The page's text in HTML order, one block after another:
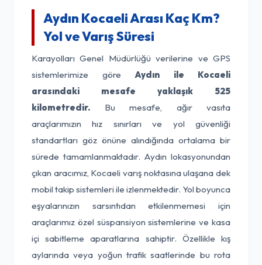
Aydın Kocaeli Arası Kaç Km?
Yol ve Varış Süresi
Karayolları Genel Müdürlüğü verilerine ve GPS
sistemlerimize göre Aydın ile Kocaeli
arasındaki mesafe yaklaşık 525
kilometredir. Bu mesafe, ağır vasıta
araçlarımızın hız sınırları ve yol güvenliği
standartları göz önüne alındığında ortalama bir
sürede tamamlanmaktadır. Aydın lokasyonundan
çıkan aracımız, Kocaeli varış noktasına ulaşana dek
mobil takip sistemleri ile izlenmektedir. Yol boyunca
eşyalarınızın sarsıntıdan etkilenmemesi için
araçlarımız özel süspansiyon sistemlerine ve kasa
içi sabitleme aparatlarına sahiptir. Özellikle kış
aylarında veya yoğun trafik saatlerinde bu rota